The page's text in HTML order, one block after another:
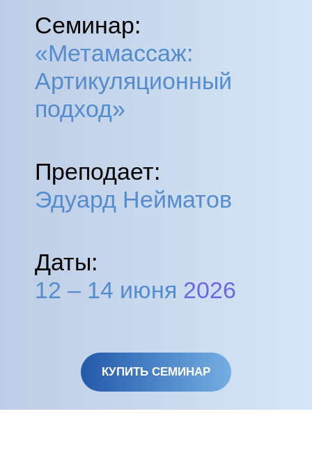
Семинар:
«Метамассаж:
Артикуляционный
подход»
Преподает:
Эдуард Нейматов
Даты:
12 – 14 июня 2026
КУПИТЬ СЕМИНАР